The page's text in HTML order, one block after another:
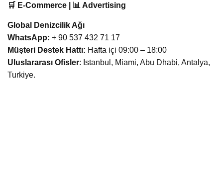
🛒 E-Commerce | 📊 Advertising
Global Denizcilik Ağı
WhatsApp: + 90 537 432 71 17
Müşteri Destek Hattı: Hafta içi 09:00 – 18:00
Uluslararası Ofisler: Istanbul, Miami, Abu Dhabi, Antalya,
Turkiye.